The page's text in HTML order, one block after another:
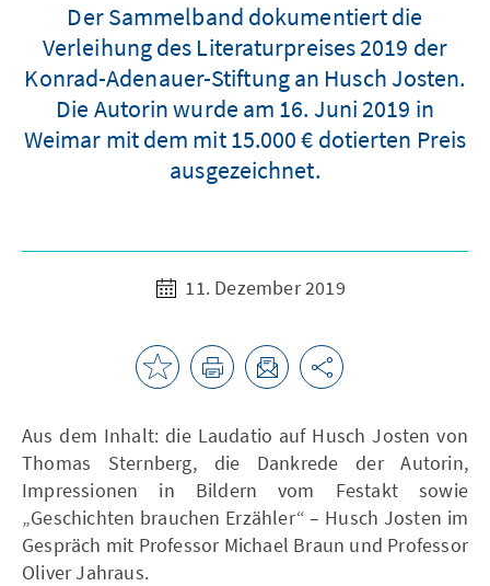
Der Sammelband dokumentiert die
Verleihung des Literaturpreises 2019 der
Konrad-Adenauer-Stiftung an Husch Josten.
Die Autorin wurde am 16. Juni 2019 in
Weimar mit dem mit 15.000 € dotierten Preis
ausgezeichnet.
11. Dezember 2019
Aus dem Inhalt: die Laudatio auf Husch Josten von
Thomas Sternberg, die Dankrede der Autorin,
Impressionen in Bildern vom Festakt sowie
„Geschichten brauchen Erzähler“ – Husch Josten im
Gespräch mit Professor Michael Braun und Professor
Oliver Jahraus.